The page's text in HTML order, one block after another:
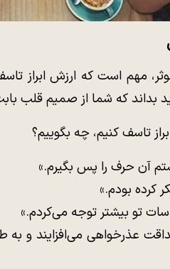
مهم است که ارزش ابراز
بداند که شما از صمیم قلب
تاسف کنیم، چه بگوییم؟
آن حرف را پس بگیرم.»
کرده بودم.»
تو بیشتر توجه می‌کردم.»
عذرخواهی ‌می‌افزایند و به